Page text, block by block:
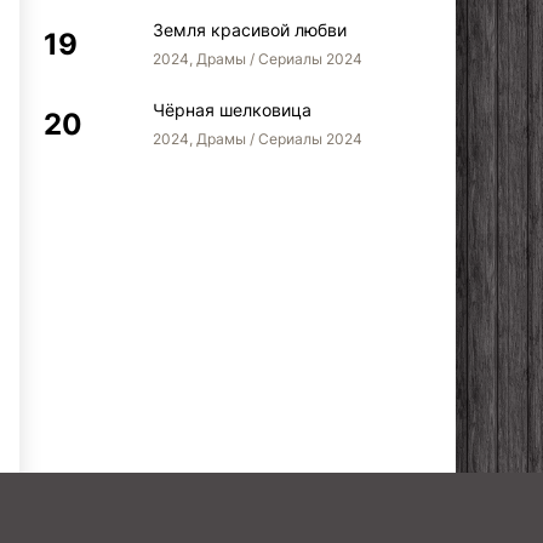
Земля красивой любви
2024, Драмы / Сериалы 2024
Чёрная шелковица
2024, Драмы / Сериалы 2024